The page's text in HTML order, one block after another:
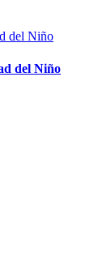
del Niño